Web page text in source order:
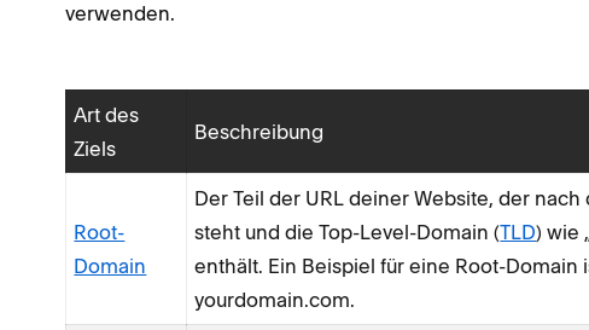
verwenden.
Art des
Ziels
Beschreibung
Root-
Domain
Der Teil der URL deiner Website, der nach
steht und die Top-Level-Domain (TLD) wie
enthält. Ein Beispiel für eine Root-Domain
yourdomain.com.